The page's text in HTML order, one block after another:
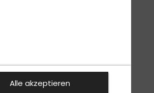
Alle akzeptieren